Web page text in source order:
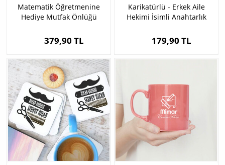
Matematik Öğretmenine
Hediye Mutfak Önlüğü
379,90 TL
Karikatürlü - Erkek Aile
Hekimi İsimli Anahtarlık
179,90 TL